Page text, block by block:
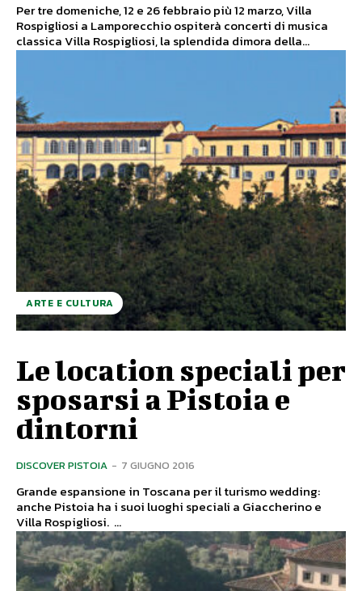
Per tre domeniche, 12 e 26 febbraio più 12 marzo, Villa
Rospigliosi a Lamporecchio ospiterà concerti di musica
classica Villa Rospigliosi, la splendida dimora della...
ARTE E CULTURA
Le location speciali per
sposarsi a Pistoia e
dintorni
DISCOVER PISTOIA - 7 GIUGNO 2016
Grande espansione in Toscana per il turismo wedding:
anche Pistoia ha i suoi luoghi speciali a Giaccherino e
Villa Rospigliosi. ...